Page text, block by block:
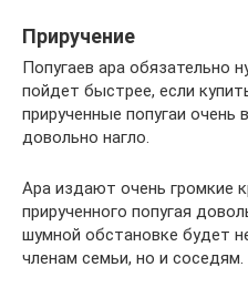
Приручение
Попугаев ара обязательно
пойдет быстрее, если
прирученные попугаи очень
довольно нагло.
Ара издают очень громкие
прирученного попугая
шумной обстановке будет
членам семьи, но и соседям.